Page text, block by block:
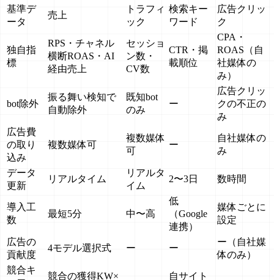
基準デ
ータ
売上
トラフィ
ック
検索キー
ワード
広告クリッ
ク
独自指
標
RPS・チャネル
横断ROAS・AI
経由売上
セッショ
ン数・
CV数
CTR・掲
載順位
CPA・
ROAS（自
社媒体の
み）
bot除外
振る舞い検知で
自動除外
既知bot
のみ
ー
広告クリッ
クの不正の
み
広告費
の取り
込み
複数媒体可
複数媒体
可
ー
自社媒体の
み
データ
更新
リアルタイム
リアルタ
イム
2〜3日 数時間
導入工
数
最短5分 中〜高
低
（Google
連携）
媒体ごとに
設定
広告の
貢献度
4モデル選択式 ー ー
ー（自社媒
体のみ）
競合キ
競合の獲得KW×
自サイト